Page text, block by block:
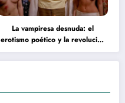
La vampiresa desnuda: el
erotismo poético y la revolución
psicodélica de Jean Rollin